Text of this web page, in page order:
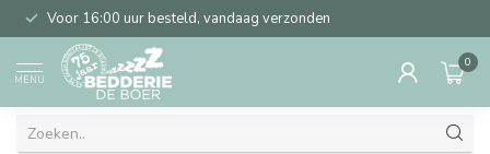
Voor 16:00 uur besteld, vandaag verzonden
MENU
0